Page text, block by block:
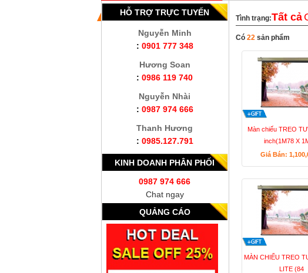
Tình trạng:Tất cả
Có 22 sản phẩm
Màn chiếu TREO
inch(1M78 X
Giá Bán:
MÀN CHIẾU TREO
LITE (84
HỖ TRỢ TRỰC TUYẾN
Nguyễn Minh
: 0901 777 348
Hương Soan
: 0986 119 740
Nguyễn Nhài
: 0987 974 666
Thanh Hương
: 0985.127.791
KINH DOANH PHÂN PHỐI
0987 974 666
Chat ngay
QUẢNG CÁO